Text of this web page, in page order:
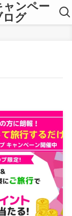
ャンペー
ログ